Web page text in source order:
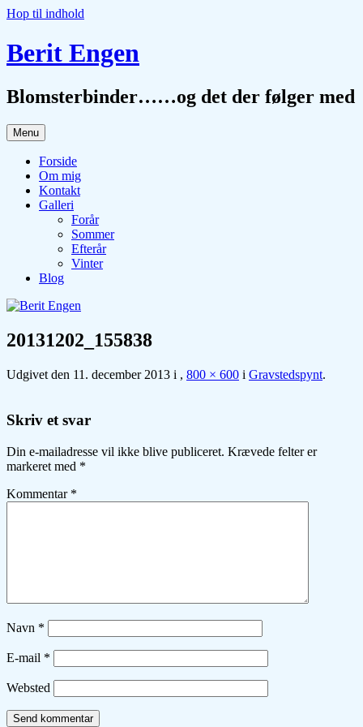
Hop til indhold
Berit Engen
Blomsterbinder……og det der følger med
Menu
Forside
Om mig
Kontakt
Galleri
Forår
Sommer
Efterår
Vinter
Blog
20131202_155838
Udgivet den 11. december 2013 i , 800 × 600 i Gravstedspynt.
Skriv et svar
Din e-mailadresse vil ikke blive publiceret. Krævede felter er
markeret med *
Kommentar *
Navn *
E-mail *
Websted